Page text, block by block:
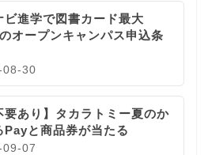
ビ進学で図書カード最大
オープンキャンパス申込条
08-30
要あり】タカラトミー夏のか
Payと商品券が当たる
07